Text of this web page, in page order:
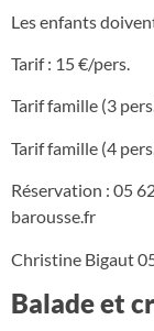
Les enfants
Tarif : 15 €/pers.
Tarif famille (3
Tarif famille (4
Réservation : 05
barousse.fr
Christine Bigaut
Balade et